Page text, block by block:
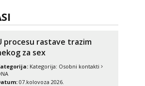
tvoj poziv!
677-677- Kod: #133
- mob:1,12€ min
procesu rastave trazim
za sex
Kategorija: Osobni kontakti
07.kolovoza 2026.